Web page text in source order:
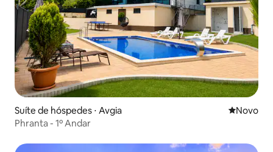
Suíte de hóspedes ⋅ Avgia Novo
Novo
Phranta - 1º Andar